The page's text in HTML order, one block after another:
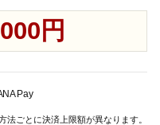
円
Pay
法ごとに決済上限額が異なります。